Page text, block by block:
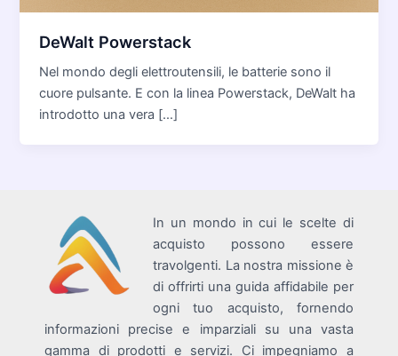
DeWalt Powerstack
Nel mondo degli elettroutensili, le batterie sono il
cuore pulsante. E con la linea Powerstack, DeWalt ha
introdotto una vera […]
In un mondo in cui le scelte di
acquisto possono essere
travolgenti. La nostra missione è
di offrirti una guida affidabile per
ogni tuo acquisto, fornendo
informazioni precise e imparziali su una vasta
gamma di prodotti e servizi. Ci impegniamo a